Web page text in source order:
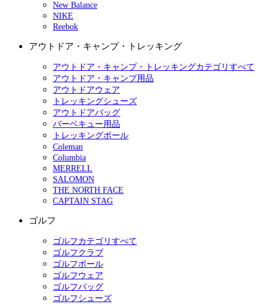
New Balance
NIKE
Reebok
アウトドア・キャンプ・トレッキング
アウトドア・キャンプ・トレッキングカテゴリすべて
アウトドア・キャンプ用品
アウトドアウェア
トレッキングシューズ
アウトドアバッグ
バーベキュー用品
トレッキングポール
Coleman
Columbia
MERRELL
SALOMON
THE NORTH FACE
CAPTAIN STAG
ゴルフ
ゴルフカテゴリすべて
ゴルフクラブ
ゴルフボール
ゴルフウェア
ゴルフバッグ
ゴルフシューズ